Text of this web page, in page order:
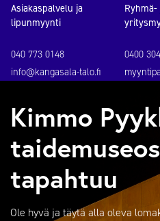
Asiakaspalvelu ja
lipunmyynti
Ryhmä-
040 773 0148
0400
info@kangasala-talo.fi
Kimmo
tapahtuu
Ole hyvä ja täytä alla oleva